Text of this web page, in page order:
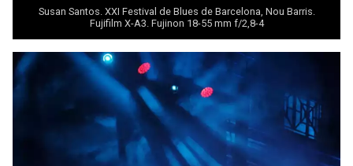
Susan Santos. XXI Festival de Blues de Barcelona, Nou Barris.
Fujifilm X-A3. Fujinon 18-55 mm f/2,8-4